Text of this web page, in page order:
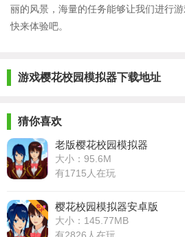
丽的风景，海量的任务能够让我们进行
快来体验吧。
游戏樱花校园模拟器下载地址
猜你喜欢
老版樱花校园模拟器
大小：95.6M
有1715人在玩
樱花校园模拟器安卓版
大小：145.77MB